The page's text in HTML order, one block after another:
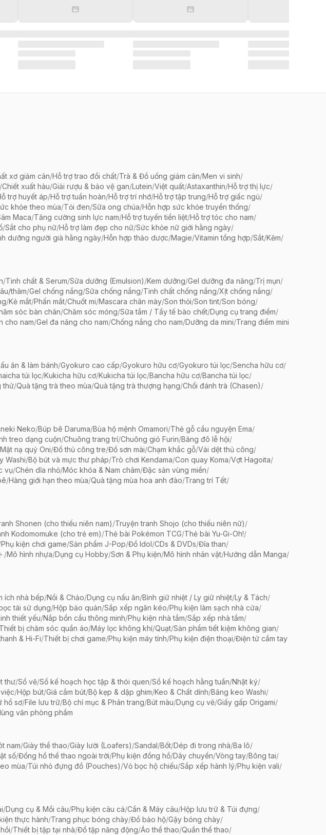
xơ giảm cân/Hỗ trợ trao đổi chất/Trà & Đồ uống giảm cân/Men vi sinh/
/Chiết xuất hàu/Giải rượu & bảo vệ gan/Lutein/Việt quất/Astaxanthin/Hỗ trợ thị lực/
trợ huyết áp/Hỗ trợ tuần hoàn/Hỗ trợ trí nhớ/Hỗ trợ tập trung/Hỗ trợ giấc ngủ/
khỏe theo mùa/Tỏi đen/Sữa ong chúa/Hỗn hợp sức khỏe truyền thống/
Maca/Tăng cường sinh lực nam/Hỗ trợ tuyến tiền liệt/Hỗ trợ tóc cho nam/
/Sắt cho phụ nữ/Hỗ trợ làm đẹp cho nữ/Sức khỏe nữ giới hằng ngày/
dưỡng người già hằng ngày/Hỗn hợp thảo dược/Magie/Vitamin tổng hợp/Sắt/Kẽm/
/Tinh chất & Serum/Sữa dưỡng (Emulsion)/Kem dưỡng/Gel dưỡng đa năng/Trị mụn/
thâm/Gel chống nắng/Sữa chống nắng/Tinh chất chống nắng/Xịt chống nắng/
/Kẻ mắt/Phấn mắt/Chuốt mi/Mascara chân mày/Son thỏi/Son tint/Son bóng/
sóc bàn chân/Chăm sóc móng/Sữa tắm / Tẩy tế bào chết/Dụng cụ trang điểm/
cho nam/Gel đa năng cho nam/Chống nắng cho nam/Dưỡng da mini/Trang điểm mini
ăn & làm bánh/Gyokuro cao cấp/Gyokuro hữu cơ/Gyokuro túi lọc/Sencha hữu cơ/
túi lọc/Kukicha hữu cơ/Kukicha túi lọc/Bancha hữu cơ/Bancha túi lọc/
thử/Quà tặng trà theo mùa/Quà tặng trà thượng hạng/Chổi đánh trà (Chasen)/
Neko/Búp bê Daruma/Bùa hộ mệnh Omamori/Thẻ gỗ cầu nguyện Ema/
treo dạng cuộn/Chuông trang trí/Chuông gió Furin/Băng đô lễ hội/
Mặt nạ quỷ Oni/Đồ thủ công tre/Đồ sơn mài/Chạm khắc gỗ/Vải dệt thủ công/
Washi/Bộ bút và mực thư pháp/Trò chơi Kendama/Con quay Koma/Vợt Hagoita/
vụ/Chén dĩa nhỏ/Móc khóa & Nam châm/Đặc sản vùng miền/
/Hàng giới hạn theo mùa/Quà tặng mùa hoa anh đào/Trang trí Tết/
Shonen (cho thiếu niên nam)/Truyện tranh Shojo (cho thiếu niên nữ)/
Kodomomuke (cho trẻ em)/Thẻ bài Pokémon TCG/Thẻ bài Yu-Gi-Oh!/
Phụ kiện chơi game/Sản phẩm J-Pop/Đồ Idol/CDs & DVDs/Đĩa than/
/Mô hình nhựa/Dụng cụ Hobby/Sơn & Phụ kiện/Mô hình nhân vật/Hướng dẫn Manga/
ích nhà bếp/Nồi & Chảo/Dụng cụ nấu ăn/Bình giữ nhiệt / Ly giữ nhiệt/Ly & Tách/
tái sử dụng/Hộp bảo quản/Sắp xếp ngăn kéo/Phụ kiện làm sạch nhà cửa/
thiết yếu/Nắp bồn cầu thông minh/Phụ kiện nhà tắm/Sắp xếp nhà tắm/
Thiết bị chăm sóc quần áo/Máy lọc không khí/Quạt/Sản phẩm tiết kiệm không gian/
& Hi-Fi/Thiết bị chơi game/Phụ kiện máy tính/Phụ kiện điện thoại/Điện tử cầm tay
thư/Sổ vẽ/Sổ kế hoạch học tập & thói quen/Sổ kế hoạch hằng tuần/Nhật ký/
/Hộp bút/Giá cắm bút/Bộ kẹp & dập ghim/Keo & Chất dính/Băng keo Washi/
hồ sơ/File lưu trữ/Bộ chỉ mục & Phân trang/Bút màu/Dụng cụ vẽ/Giấy gấp Origami/
văn phòng phẩm
nam/Giày thể thao/Giày lười (Loafers)/Sandal/Bốt/Dép đi trong nhà/Ba lô/
số/Đồng hồ thể thao ngoài trời/Phụ kiện đồng hồ/Dây chuyền/Vòng tay/Bông tai/
mùa/Túi nhỏ đựng đồ (Pouches)/Vỏ bọc hộ chiếu/Sắp xếp hành lý/Phụ kiện vali/
/Dụng cụ & Mồi câu/Phụ kiện câu cá/Cần & Máy câu/Hộp lưu trữ & Túi đựng/
thực hành/Trang phục bóng chày/Đồ bảo hộ/Gậy bóng chày/
/Thiết bị tập tại nhà/Đồ tập năng động/Áo thể thao/Quần thể thao/